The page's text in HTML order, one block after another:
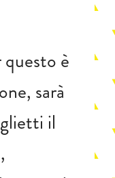
è
sarà
il